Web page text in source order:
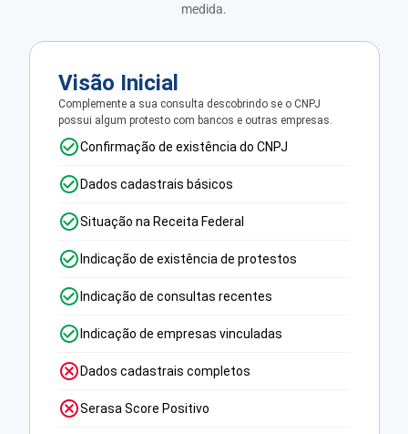
medida.
Visão Inicial
Complemente a sua consulta descobrindo se o CNPJ
possui algum protesto com bancos e outras empresas.
Confirmação de existência do CNPJ
Dados cadastrais básicos
Situação na Receita Federal
Indicação de existência de protestos
Indicação de consultas recentes
Indicação de empresas vinculadas
Dados cadastrais completos
Serasa Score Positivo